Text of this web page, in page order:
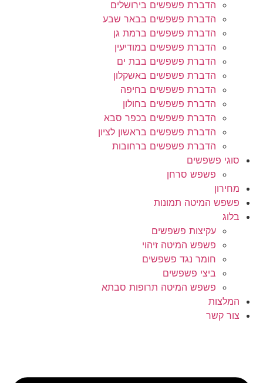
הדברת פשפשים בירושלים
הדברת פשפשים בבאר שבע
הדברת פשפשים ברמת גן
הדברת פשפשים במודיעין
הדברת פשפשים בבת ים
הדברת פשפשים באשקלון
הדברת פשפשים בחיפה
הדברת פשפשים בחולון
הדברת פשפשים בכפר סבא
הדברת פשפשים בראשון לציון
הדברת פשפשים ברחובות
סוגי פשפשים
פשפש סרחן
מחירון
פשפש המיטה תמונות
בלוג
עקיצות פשפשים
פשפש המיטה זיהוי
חומר נגד פשפשים
ביצי פשפשים
פשפש המיטה תרופות סבתא
המלצות
צור קשר